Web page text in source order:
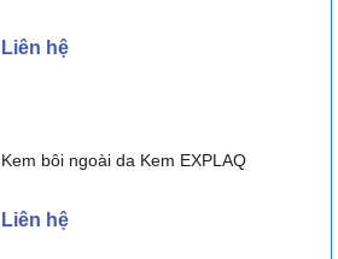
Liên hệ
Kem bôi ngoài da Kem EXPLAQ
Liên hệ